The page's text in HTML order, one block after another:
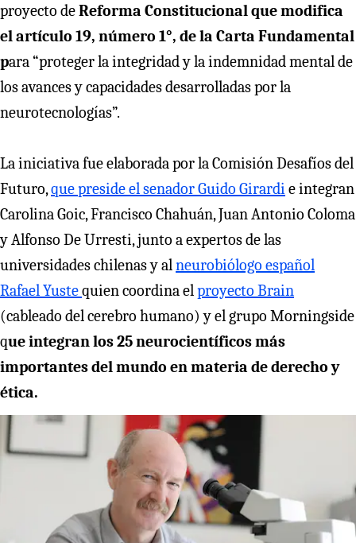
proyecto deReforma Constitucional que modifica
el artículo 19, número 1°, de la Carta Fundamental
para “proteger la integridad y la indemnidad mental de
los avances y capacidades desarrolladas por la
neurotecnologías”.
La iniciativa fue elaborada por la Comisión Desafíos del
Futuro,que preside el senador Guido Girardi e integran
Carolina Goic, Francisco Chahuán, Juan Antonio Coloma
y Alfonso De Urresti, junto a expertos de las
universidades chilenas y alneurobiólogo español
Rafael Yustequien coordina elproyecto Brain
(cableado del cerebro humano) y el grupo Morningside
que integran los 25 neurocientíficos más
importantes del mundo en materia de derecho y
ética.